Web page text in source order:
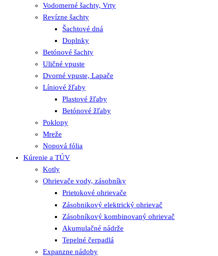
Vodomerné šachty, Vrty
Revízne šachty
Šachtové dná
Doplnky
Betónové šachty
Uličné vpuste
Dvorné vpuste, Lapače
Líniové žľaby
Plastové žľaby
Betónové žľaby
Poklopy
Mreže
Nopová fólia
Kúrenie a TÚV
Kotly
Ohrievače vody, zásobníky
Prietokové ohrievače
Zásobnikový elektrický ohrievač
Zásobníkový kombinovaný ohrievač
Akumulačné nádrže
Tepelné čerpadlá
Expanzne nádoby